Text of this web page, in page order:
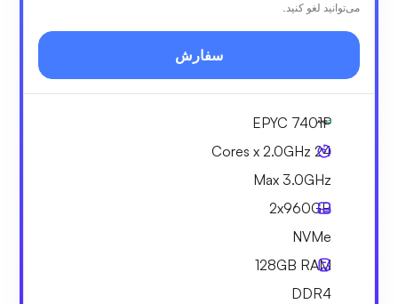
می‌توانید لغو کنید.
سفارش
EPYC 7401P
24 Cores x 2.0GHz
Max 3.0GHz
2x960GB
NVMe
128GB RAM
DDR4